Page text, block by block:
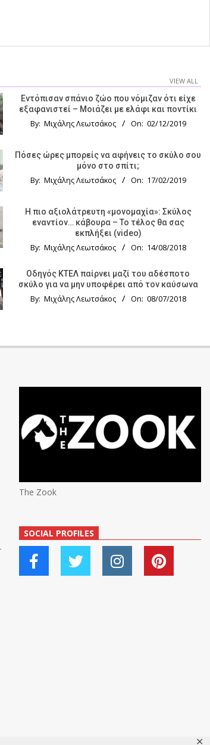
✕
VIEW ALL
Εντόπισαν σπάνιο ζώο που νόμιζαν ότι είχε
εξαφανιστεί – Μοιάζει με ελάφι και ποντίκι
By: Μιχάλης Λεωτσάκος On: 02/12/2019
Πόσες ώρες μπορείς να αφήνεις το σκύλο σου
μόνο στο σπίτι;
By: Μιχάλης Λεωτσάκος On: 17/02/2019
Η πιο αξιολάτρευτη «μονομαχία»: Σκύλος
εναντίον… κάβουρα – Το τέλος θα σας
εκπλήξει (video)
By: Μιχάλης Λεωτσάκος On: 14/08/2018
Οδηγός KTΕΛ παίρνει μαζί του αδέσποτο
σκύλο για να μην υποφέρει από τον καύσωνα
By: Μιχάλης Λεωτσάκος On: 08/07/2018
The Zook
SOCIAL PROFILES